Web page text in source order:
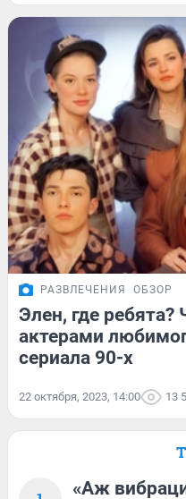
РАЗВЛЕЧЕНИЯ ОБЗОР
Элен, где ребята?
актерами
сериала 90-х
22 октября, 2023, 14:00 13
«Аж